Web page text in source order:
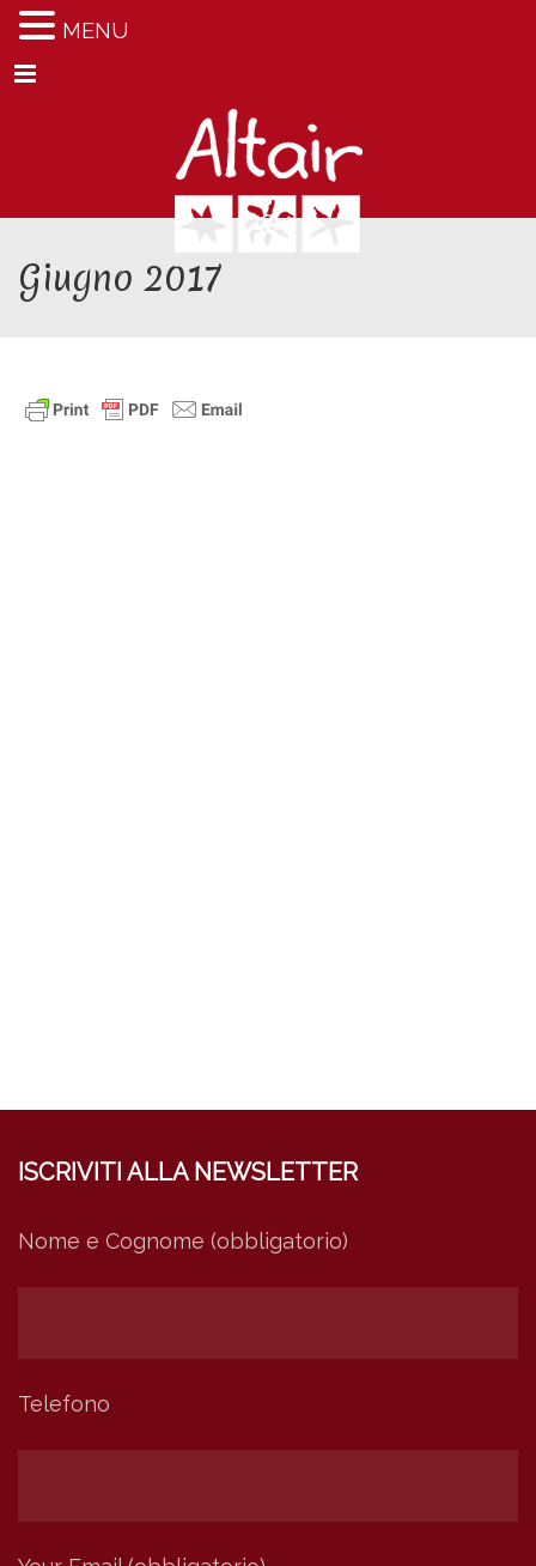
Menu
Giugno 2017
ISCRIVITI ALLA NEWSLETTER
Nome e Cognome (obbligatorio)
Telefono
MENU